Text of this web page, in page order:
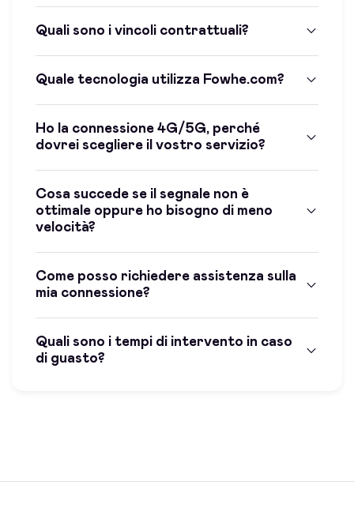
Quali sono i vincoli contrattuali?
Quale tecnologia utilizza Fowhe.com?
Ho la connessione 4G/5G, perché
dovrei scegliere il vostro servizio?
Cosa succede se il segnale non è
ottimale oppure ho bisogno di meno
velocità?
Come posso richiedere assistenza sulla
mia connessione?
Quali sono i tempi di intervento in caso
di guasto?